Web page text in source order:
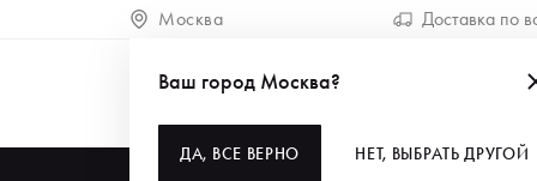
Москва Доставка по
Ваш город Москва?
ДА, ВСЕ ВЕРНО НЕТ, ВЫБРАТЬ ДРУГОЙ